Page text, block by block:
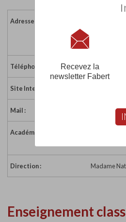
Adresse :
Téléphone : 03 81 82 33 73
Site Internet :
Mail :
Académie :
Direction : Madame
Enseignement
Recevez la
newsletter Fabert